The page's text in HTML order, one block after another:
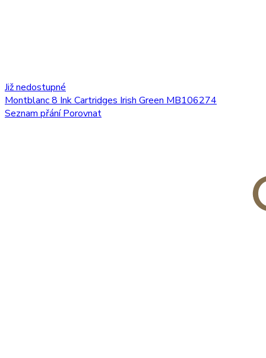
Již nedostupné
Montblanc 8 Ink Cartridges Irish Green MB106274
Seznam přání Porovnat